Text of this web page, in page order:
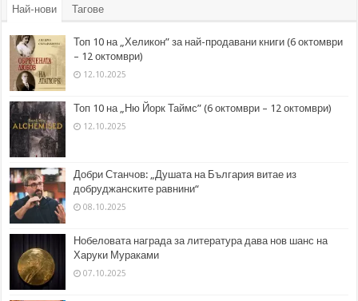
Най-нови Тагове
Топ 10 на „Хеликон” за най-продавани книги (6 октомври
– 12 октомври)
12.10.2025
Топ 10 на „Ню Йорк Таймс” (6 октомври – 12 октомври)
12.10.2025
Добри Станчов: „Душата на България витае из
добруджанските равнини“
08.10.2025
Нобеловата награда за литература дава нов шанс на
Харуки Мураками
07.10.2025